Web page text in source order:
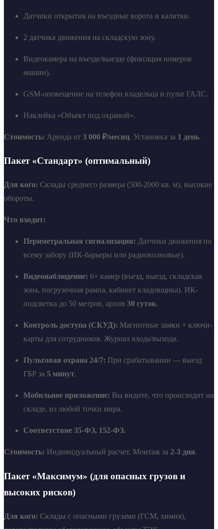
Датчики открытия на въездные ворота и калитки.
2 датчика движения на складскую зону.
Видеокамера на въезде/выезде (фиксация номеров
машин).
GSM-оповещение на телефон владельца и пульт ГАЛС.
Наклейка «Объект под охраной».
Стоимость: Аренда от 3 000 ₽/месяц. Установка за 1 день.
Пакет «Стандарт» (оптимальный)
Для кого: Склады среднего размера (500-2000 кв. м), высокие
обороты.
Что входит:
Периметральная сигнализация: Датчики движения по
всему забору (ИК-барьеры или радиоволновые).
Видеонаблюдение: 6+ камер (въезд, выезд, складская
зона, погрузочная рампа, кабинет кладовщика). ИК-
подсветка до 50 метров, архив 30 суток.
Контроль доступа (СКУД): Магнитные замки + ключи-
карты для сотрудников. Журнал входа/выхода.
Пультовая охрана 24/7: При срабатывании — выезд
ГБР за 5 минут.
Мобильное приложение: Вы видите, что происходит на
складе, из любой точки мира.
Соответствие 35-ФЗ, 152-ФЗ.
Стоимость: Индивидуальный расчет. Монтаж за 2-3 дня.
Пакет «Максимум» (для опасных грузов и
высоких рисков)
Для кого: Склады с опасными грузами (ГСМ, химия),